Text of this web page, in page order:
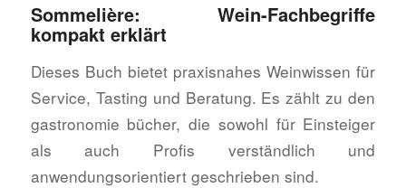
Sommelière: Wein-Fachbegriffe
kompakt erklärt
Dieses Buch bietet praxisnahes Weinwissen für
Service, Tasting und Beratung. Es zählt zu den
gastronomie bücher, die sowohl für Einsteiger
als auch Profis verständlich und
anwendungsorientiert geschrieben sind.